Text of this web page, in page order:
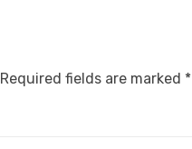
Required fields are marked *